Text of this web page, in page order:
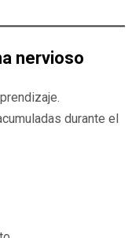
nervioso
durante el